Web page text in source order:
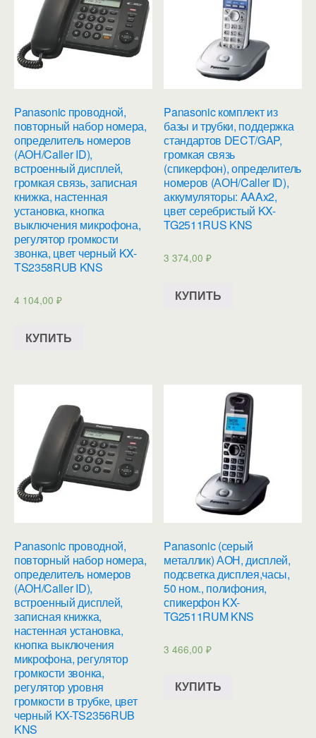
Panasonic проводной,
повторный набор номера,
определитель номеров
(АОН/Caller ID),
встроенный дисплей,
громкая связь, записная
книжка, настенная
установка, кнопка
выключения микрофона,
регулятор громкости
звонка, цвет черный KX-
TS2358RUB KNS
4 104,00 ₽
КУПИТЬ
Panasonic комплект из
базы и трубки, поддержка
стандартов DECT/GAP,
громкая связь
(спикерфон), определитель
номеров (АОН/Caller ID),
аккумуляторы: AAAx2,
цвет серебристый KX-
TG2511RUS KNS
3 374,00₽
КУПИТЬ
Panasonic проводной,
повторный набор номера,
определитель номеров
(АОН/Caller ID),
встроенный дисплей,
записная книжка,
настенная установка,
кнопка выключения
микрофона, регулятор
громкости звонка,
регулятор уровня
громкости в трубке, цвет
черный KX-TS2356RUB
KNS
Panasonic (серый
металлик) АОН, дисплей,
подсветка дисплея,часы,
50 ном., полифония,
спикерфон KX-
TG2511RUM KNS
3 466,00₽
КУПИТЬ